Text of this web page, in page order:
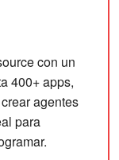
con un
400+ apps,
agentes
para